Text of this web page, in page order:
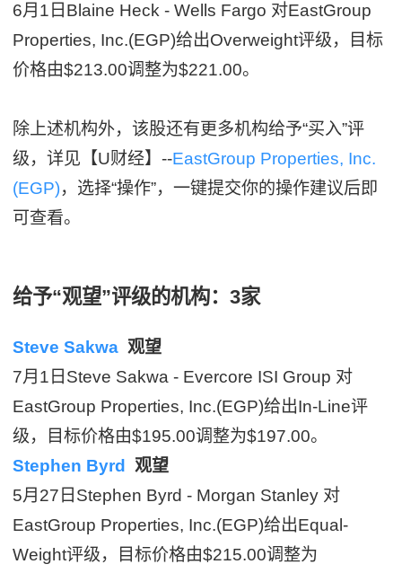
6月1日Blaine Heck - Wells Fargo 对EastGroup
Properties, Inc.(EGP)给出Overweight评级，目标
价格由$213.00调整为$221.00。
除上述机构外，该股还有更多机构给予“买入”评
级，详见【U财经】--EastGroup Properties, Inc.
(EGP)，选择“操作”，一键提交你的操作建议后即
可查看。
给予“观望”评级的机构：3家
Steve Sakwa 观望
7月1日Steve Sakwa - Evercore ISI Group 对
EastGroup Properties, Inc.(EGP)给出In-Line评
级，目标价格由$195.00调整为$197.00。
Stephen Byrd 观望
5月27日Stephen Byrd - Morgan Stanley 对
EastGroup Properties, Inc.(EGP)给出Equal-
Weight评级，目标价格由$215.00调整为